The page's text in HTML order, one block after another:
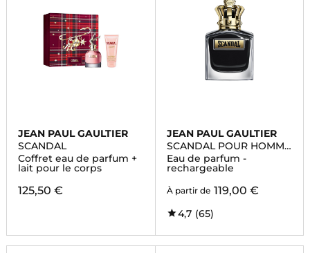
JEAN PAUL GAULTIER
SCANDAL
Coffret eau de parfum +
lait pour le corps
125,50 €
JEAN PAUL GAULTIER
SCANDAL POUR HOMME
LE PARFUM
Eau de parfum -
rechargeable
À partir de 119,00 €
4,7 (65)